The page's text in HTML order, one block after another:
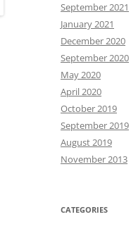
September 2021
January 2021
December 2020
September 2020
May 2020
April 2020
October 2019
September 2019
August 2019
November 2013
CATEGORIES